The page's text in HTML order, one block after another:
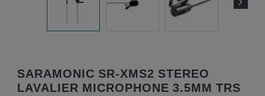
SARAMONIC SR-XMS2 STEREO
LAVALIER MICROPHONE 3.5MM TRS